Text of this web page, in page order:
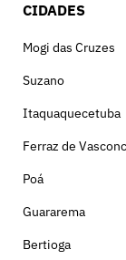
CIDADES
Mogi das Cruzes
Suzano
Itaquaquecetuba
Ferraz de
Poá
Guararema
Bertioga